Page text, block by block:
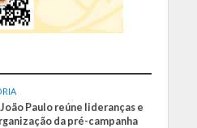
João Paulo reúne lideranças e
da pré-campanha